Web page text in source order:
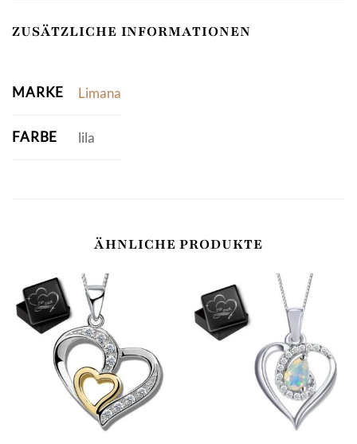
ZUSÄTZLICHE INFORMATIONEN
MARKE Limana
FARBE lila
ÄHNLICHE PRODUKTE